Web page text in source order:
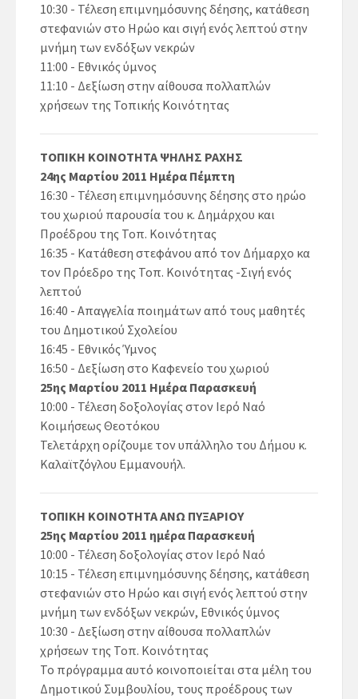
10:30 - Τέλεση επιμνημόσυνης δέησης, κατάθεση
στεφανιών στο Ηρώο και σιγή ενός λεπτού στην
μνήμη των ενδόξων νεκρών
11:00 - Εθνικός ύμνος
11:10 - Δεξίωση στην αίθουσα πολλαπλών
χρήσεων της Τοπικής Κοινότητας
ΤΟΠΙΚΗ ΚΟΙΝΟΤΗΤΑ ΨΗΛΗΣ ΡΑΧΗΣ
24ης Μαρτίου 2011 Ημέρα Πέμπτη
16:30 - Τέλεση επιμνημόσυνης δέησης στο ηρώο
του χωριού παρουσία του κ. Δημάρχου και
Προέδρου της Τοπ. Κοινότητας
16:35 - Κατάθεση στεφάνου από τον Δήμαρχο κα
τον Πρόεδρο της Τοπ. Κοινότητας -Σιγή ενός
λεπτού
16:40 - Απαγγελία ποιημάτων από τους μαθητές
του Δημοτικού Σχολείου
16:45 - Εθνικός Ύμνος
16:50 - Δεξίωση στο Καφενείο του χωριού
25ης Μαρτίου 2011 Ημέρα Παρασκευή
10:00 - Τέλεση δοξολογίας στον Ιερό Ναό
Κοιμήσεως Θεοτόκου
Τελετάρχη ορίζουμε τον υπάλληλο του Δήμου κ.
Καλαϊτζόγλου Εμμανουήλ.
ΤΟΠΙΚΗ ΚΟΙΝΟΤΗΤΑ ΑΝΩ ΠΥΞΑΡΙΟΥ
25ης Μαρτίου 2011 ημέρα Παρασκευή
10:00 - Τέλεση δοξολογίας στον Ιερό Ναό
10:15 - Τέλεση επιμνημόσυνης δέησης, κατάθεση
στεφανιών στο Ηρώο και σιγή ενός λεπτού στην
μνήμη των ενδόξων νεκρών, Εθνικός ύμνος
10:30 - Δεξίωση στην αίθουσα πολλαπλών
χρήσεων της Τοπ. Κοινότητας
Το πρόγραμμα αυτό κοινοποιείται στα μέλη του
Δημοτικού Συμβουλίου, τους προέδρους των